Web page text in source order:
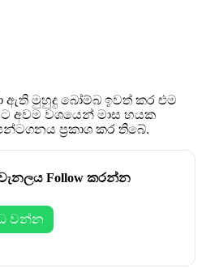
ඇති මුහුදු බෝම්බ ඉවත් කර එම
අවම වශයෙන් මාස හයක
ප්‍රකාශ කර තිබේ.
චැනලය Follow කරන්න
වන්න